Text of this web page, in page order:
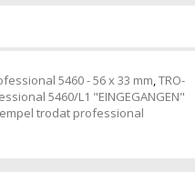
5460 - 56 x 33 mm,TRO-
5460/L1 "EINGEGANGEN"
trodat professional